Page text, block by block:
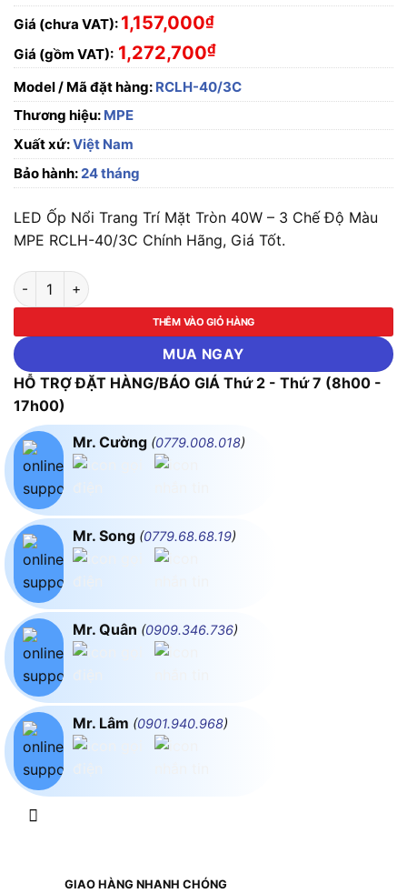
Giá (chưa VAT): 1,157,000₫
Giá (gồm VAT): 1,272,700₫
Model / Mã đặt hàng: RCLH-40/3C
Thương hiệu: MPE
Xuất xứ:Việt Nam
Bảo hành:24 tháng
LED Ốp Nổi Trang Trí Mặt Tròn 40W – 3 Chế Độ Màu
MPE RCLH-40/3C Chính Hãng, Giá Tốt.
LED Ốp Nổi Trang Trí Mặt Tròn 40W - 3 Chế Độ Màu MPE
THÊM VÀO GIỎ HÀNG
MUA NGAY
HỖ TRỢ ĐẶT HÀNG/BÁO GIÁ Thứ 2 - Thứ 7 (8h00 -
17h00)
Mr. Cường (0779.008.018)
Mr. Song (0779.68.68.19)
Mr. Quân (0909.346.736)
Mr. Lâm (0901.940.968)
GIAO HÀNG NHANH CHÓNG